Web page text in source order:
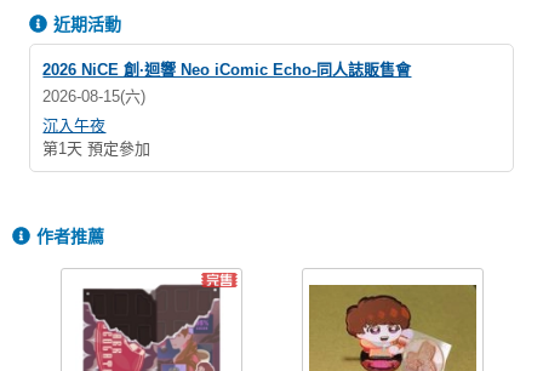
近期活動
2026 NiCE 創·迴響 Neo iComic Echo-同人誌販售會
2026-08-15(六)
沉入午夜
第1天 預定參加
作者推薦